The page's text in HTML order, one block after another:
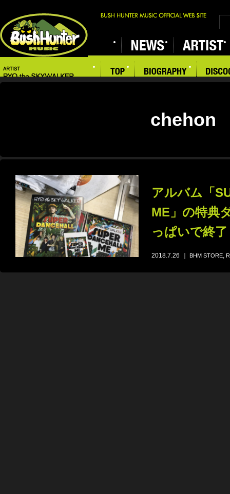
chehon
アルバム「
ME」の特典
っぱいで終
2018.7.26 ｜ BHM STORE